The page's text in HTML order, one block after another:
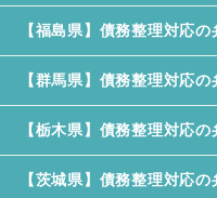
【福島県】債務整理対応
【群馬県】債務整理対応
【栃木県】債務整理対応
【茨城県】債務整理対応